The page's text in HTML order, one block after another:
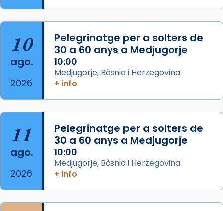
Jaume, fill de Zebedeu, és juntament amb el
seu germà Joan i Pere un dels que
acompanyava més de prop Jesús.
Segons el llibre dels Fets (12,2) fou el primer
apòstol màrtir, decapitat a Jerusalem per
Herodes Agripa (vers l'any 44).
Patró de Galícia, després de les invasions
musulmanes fou venerat com a patró dels
Regnes castellans i més tard de tota
Espanya.
10
ago.
2026
Pelegrinatge per a solters de
30 a 60 anys a Medjugorje
10:00
Medjugorje, Bòsnia i Herzegovina
+ info
11
ago.
2026
Pelegrinatge per a solters de
30 a 60 anys a Medjugorje
10:00
Medjugorje, Bòsnia i Herzegovina
+ info